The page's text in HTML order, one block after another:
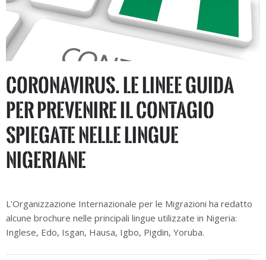
CORONAVIRUS. Le linee guida
per prevenire il contagio
spiegate nelle lingue
nigeriane
L'Organizzazione Internazionale per le Migrazioni ha redatto
alcune brochure nelle principali lingue utilizzate in Nigeria:
Inglese, Edo, Isgan, Hausa, Igbo, Pigdin, Yoruba.